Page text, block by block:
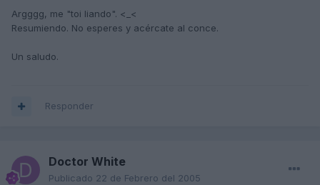
Argggg, me "toi liando". <_<
Resumiendo. No esperes y acércate al conce.
Un saludo.
Responder
Doctor White
Publicado 22 de Febrero del 2005